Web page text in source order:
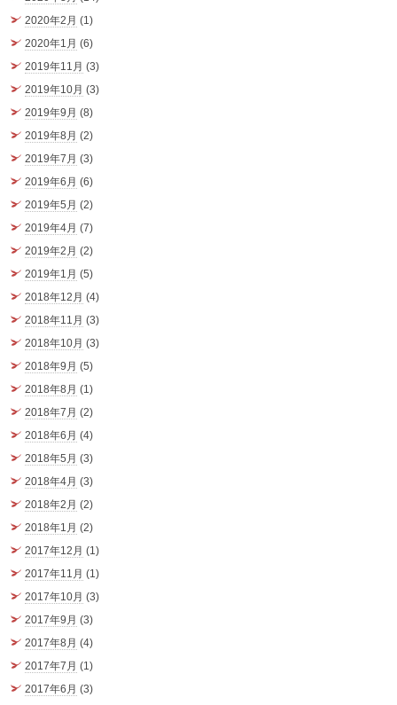
2020年2月 (1)
2020年1月 (6)
2019年11月 (3)
2019年10月 (3)
2019年9月 (8)
2019年8月 (2)
2019年7月 (3)
2019年6月 (6)
2019年5月 (2)
2019年4月 (7)
2019年2月 (2)
2019年1月 (5)
2018年12月 (4)
2018年11月 (3)
2018年10月 (3)
2018年9月 (5)
2018年8月 (1)
2018年7月 (2)
2018年6月 (4)
2018年5月 (3)
2018年4月 (3)
2018年2月 (2)
2018年1月 (2)
2017年12月 (1)
2017年11月 (1)
2017年10月 (3)
2017年9月 (3)
2017年8月 (4)
2017年7月 (1)
2017年6月 (3)